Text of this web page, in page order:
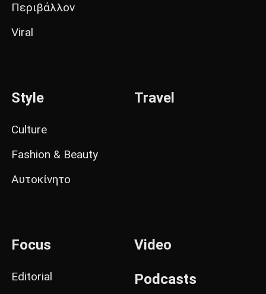
Περιβάλλον
Viral
Style
Culture
Fashion & Beauty
Αυτοκίνητο
Travel
Focus
Editorial
Video
Podcasts